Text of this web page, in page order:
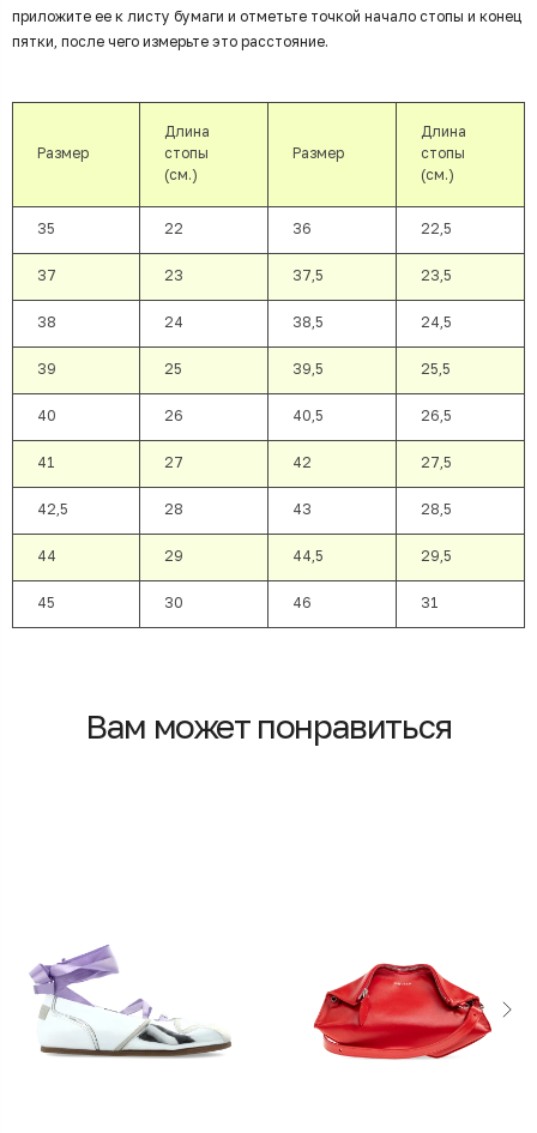
приложите ее к листу бумаги и отметьте точкой начало стопы и конец
пятки, после чего измерьте это расстояние.
Размер
Длина
стопы
(см.)
Размер
Длина
стопы
(см.)
35 22 36 22,5
37 23 37,5 23,5
38 24 38,5 24,5
39 25 39,5 25,5
40 26 40,5 26,5
41 27 42 27,5
42,5 28 43 28,5
44 29 44,5 29,5
45 30 46 31
Вам может понравиться